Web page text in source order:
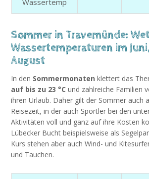
Sommer in Travemünde:
Wassertemperaturen im
August
In den Sommermonaten klettert das
auf bis zu 23 °C und zahlreiche Familien
ihren Urlaub. Daher gilt der Sommer auch
Reisezeit, in der auch Sportler bei den
Aktivitäten voll und ganz auf ihre Kosten
Lübecker Bucht beispielsweise als
Kurs stehen aber auch Wind- und
und Tauchen.